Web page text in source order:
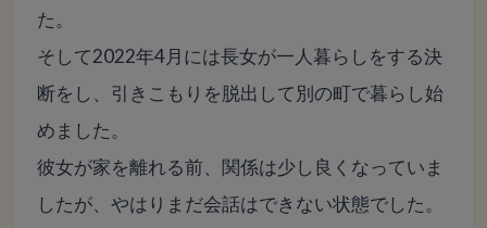
た。
そして2022年4月には長女が一人暮らしをする決
断をし、引きこもりを脱出して別の町で暮らし始
めました。
彼女が家を離れる前、関係は少し良くなっていま
したが、やはりまだ会話はできない状態でした。